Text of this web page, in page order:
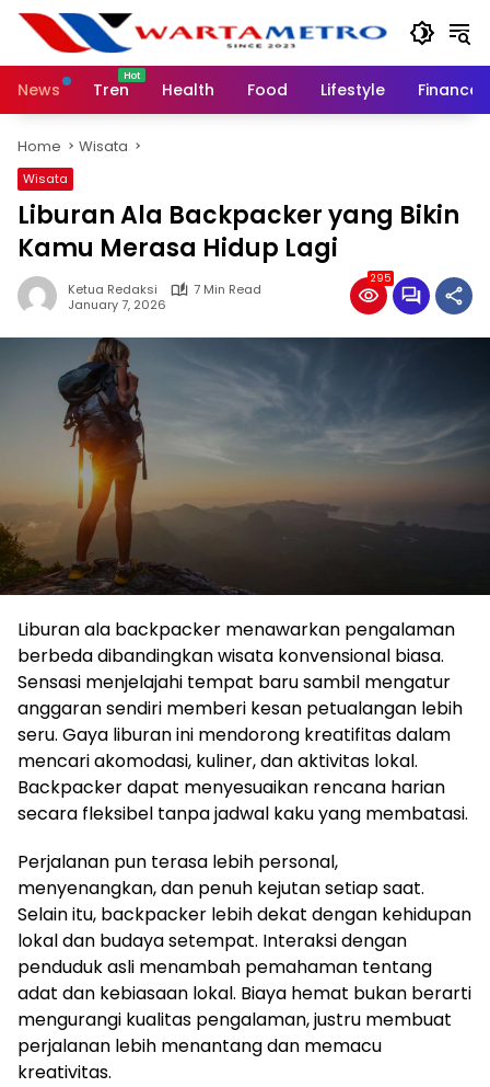
Skip
content
News
Tren Health Food Lifestyle Finance
Home Wisata
Wisata
Liburan Ala Backpacker yang Bikin
Kamu Merasa Hidup Lagi
Ketua Redaksi
7 Min Read
January 7, 2026
295
Liburan ala backpacker menawarkan pengalaman
berbeda dibandingkan wisata konvensional biasa.
Sensasi menjelajahi tempat baru sambil mengatur
anggaran sendiri memberi kesan petualangan lebih
seru. Gaya liburan ini mendorong kreatifitas dalam
mencari akomodasi, kuliner, dan aktivitas lokal.
Backpacker dapat menyesuaikan rencana harian
secara fleksibel tanpa jadwal kaku yang membatasi.
Perjalanan pun terasa lebih personal,
menyenangkan, dan penuh kejutan setiap saat.
Selain itu, backpacker lebih dekat dengan kehidupan
lokal dan budaya setempat. Interaksi dengan
penduduk asli menambah pemahaman tentang
adat dan kebiasaan lokal. Biaya hemat bukan berarti
mengurangi kualitas pengalaman, justru membuat
perjalanan lebih menantang dan memacu
kreativitas.